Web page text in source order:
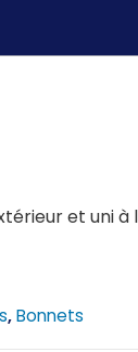
et uni à
,Bonnets